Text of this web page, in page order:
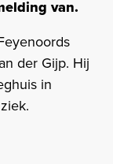
van.
der Gijp. Hij
in